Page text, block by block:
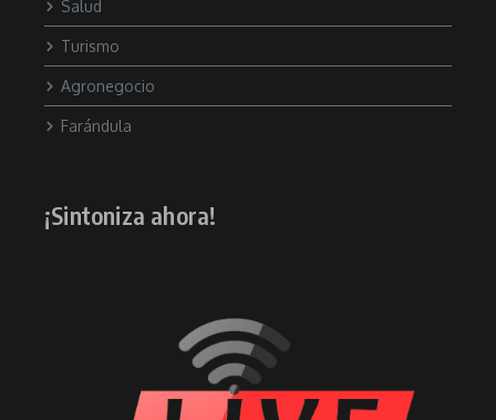
Salud
Turismo
Agronegocio
Farándula
¡Sintoniza ahora!